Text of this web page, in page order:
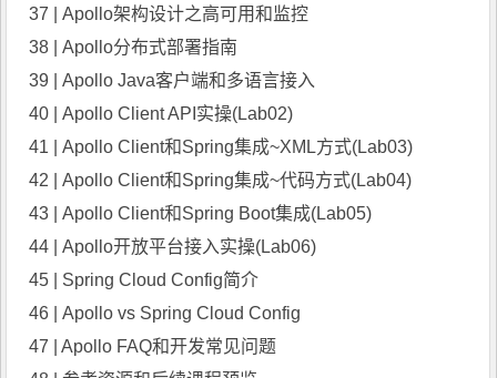
37 | Apollo架构设计之高可用和监控
38 | Apollo分布式部署指南
39 | Apollo Java客户端和多语言接入
40 | Apollo Client API实操(Lab02)
41 | Apollo Client和Spring集成~XML方式(Lab03)
42 | Apollo Client和Spring集成~代码方式(Lab04)
43 | Apollo Client和Spring Boot集成(Lab05)
44 | Apollo开放平台接入实操(Lab06)
45 | Spring Cloud Config简介
46 | Apollo vs Spring Cloud Config
47 | Apollo FAQ和开发常见问题